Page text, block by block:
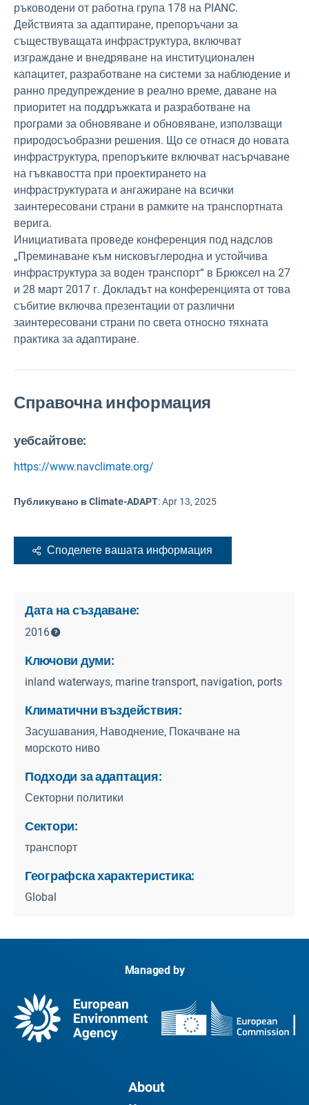
ръководени от работна група 178 на PIANC.
Действията за адаптиране, препоръчани за
съществуващата инфраструктура, включват
изграждане и внедряване на институционален
капацитет, разработване на системи за наблюдение и
ранно предупреждение в реално време, даване на
приоритет на поддръжката и разработване на
програми за обновяване и обновяване, използващи
природосъобразни решения. Що се отнася до новата
инфраструктура, препоръките включват насърчаване
на гъвкавостта при проектирането на
инфраструктурата и ангажиране на всички
заинтересовани страни в рамките на транспортната
верига.
Инициативата проведе конференция под надслов
„Преминаване към нисковъглеродна и устойчива
инфраструктура за воден транспорт“ в Брюксел на 27
и 28 март 2017 г. Докладът на конференцията от това
събитие включва презентации от различни
заинтересовани страни по света относно тяхната
практика за адаптиране.
Справочна информация
уебсайтове:
https://www.navclimate.org/
Публикувано в Climate-ADAPT:Apr 13, 2025
Споделете вашата информация
Дата на създаване:
2016
Ключови думи:
inland waterways, marine transport, navigation, ports
Климатични въздействия:
Засушавания, Наводнение, Покачване на
морското ниво
Подходи за адаптация:
Секторни политики
Сектори:
транспорт
Географска характеристика:
Global
Managed by
About